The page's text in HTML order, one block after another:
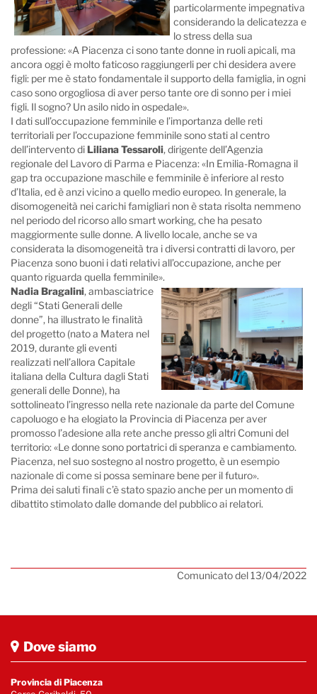
particolarmente impegnativa
considerando la delicatezza e
lo stress della sua
professione: «A Piacenza ci sono tante donne in ruoli apicali, ma
ancora oggi è molto faticoso raggiungerli per chi desidera avere
figli: per me è stato fondamentale il supporto della famiglia, in ogni
caso sono orgogliosa di aver perso tante ore di sonno per i miei
figli. Il sogno? Un asilo nido in ospedale».
I dati sull’occupazione femminile e l’importanza delle reti
territoriali per l’occupazione femminile sono stati al centro
dell’intervento diLiliana Tessaroli, dirigente dell’Agenzia
regionale del Lavoro di Parma e Piacenza: «In Emilia-Romagna il
gap tra occupazione maschile e femminile è inferiore al resto
d’Italia, ed è anzi vicino a quello medio europeo. In generale, la
disomogeneità nei carichi famigliari non è stata risolta nemmeno
nel periodo del ricorso allo smart working, che ha pesato
maggiormente sulle donne. A livello locale, anche se va
considerata la disomogeneità tra i diversi contratti di lavoro, per
Piacenza sono buoni i dati relativi all’occupazione, anche per
quanto riguarda quella femminile».
Nadia Bragalini, ambasciatrice
degli “Stati Generali delle
donne”, ha illustrato le finalità
del progetto (nato a Matera nel
2019, durante gli eventi
realizzati nell’allora Capitale
italiana della Cultura dagli Stati
generali delle Donne), ha
sottolineato l’ingresso nella rete nazionale da parte del Comune
capoluogo e ha elogiato la Provincia di Piacenza per aver
promosso l’adesione alla rete anche presso gli altri Comuni del
territorio: «Le donne sono portatrici di speranza e cambiamento.
Piacenza, nel suo sostegno al nostro progetto, è un esempio
nazionale di come si possa seminare bene per il futuro».
Prima dei saluti finali c’è stato spazio anche per un momento di
dibattito stimolato dalle domande del pubblico ai relatori.
Comunicato del 13/04/2022
Dove siamo
Provincia di Piacenza